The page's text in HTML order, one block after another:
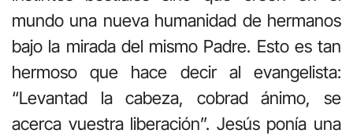
mundo una nueva humanidad de hermanos
bajo la mirada del mismo Padre. Esto es tan
hermoso que hace decir al evangelista:
“Levantad la cabeza, cobrad ánimo, se
acerca vuestra liberación”. Jesús ponía una